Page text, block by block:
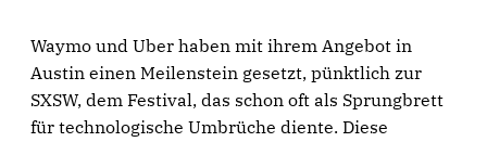
Waymo und Uber haben mit ihrem Angebot in
Austin einen Meilenstein gesetzt, pünktlich zur
SXSW, dem Festival, das schon oft als Sprungbrett
für technologische Umbrüche diente. Diese